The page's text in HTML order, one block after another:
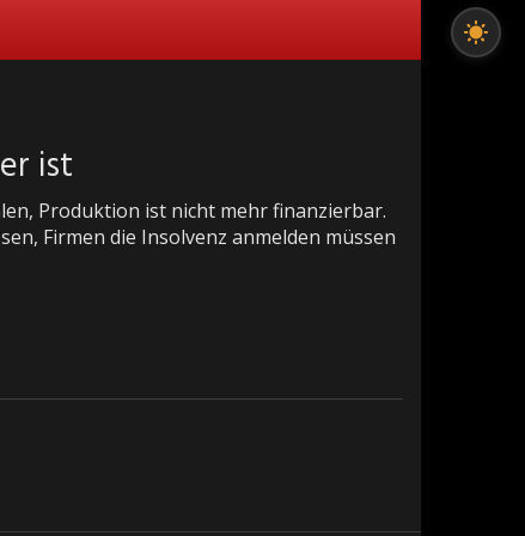
ist
Produktion ist nicht mehr finanzierbar.
Firmen die Insolvenz anmelden müssen